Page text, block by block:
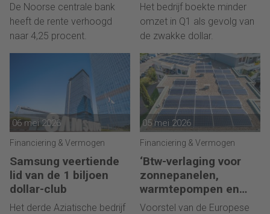
De Noorse centrale bank
heeft de rente verhoogd
naar 4,25 procent.
Het bedrijf boekte minder
omzet in Q1 als gevolg van
de zwakke dollar.
06 mei 2026
Financiering & Vermogen
Samsung veertiende
lid van de 1 biljoen
dollar-club
Het derde Aziatische bedrijf
05 mei 2026
Financiering & Vermogen
‘Btw-verlaging voor
zonnepanelen,
warmtepompen en
thuisbatterijen’
Voorstel van de Europese